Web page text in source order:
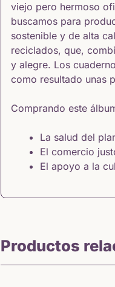
viejo pero hermoso
buscamos para
sostenible y de alta
reciclados, que,
y alegre. Los
como resultado unas
Comprando este
La salud del
El comercio
El apoyo a la
Productos